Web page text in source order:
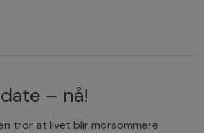
– nå!
tror at livet blir morsommere